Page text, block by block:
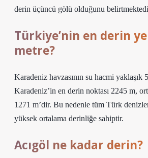
derin üçüncü gölü olduğunu
Türkiye’nin en derin
metre?
Karadeniz havzasının su hacmi yaklaşık
Karadeniz’in en derin noktası 2245 m,
1271 m’dir. Bu nedenle tüm Türk
yüksek ortalama derinliğe sahiptir.
Acıgöl ne kadar derin?